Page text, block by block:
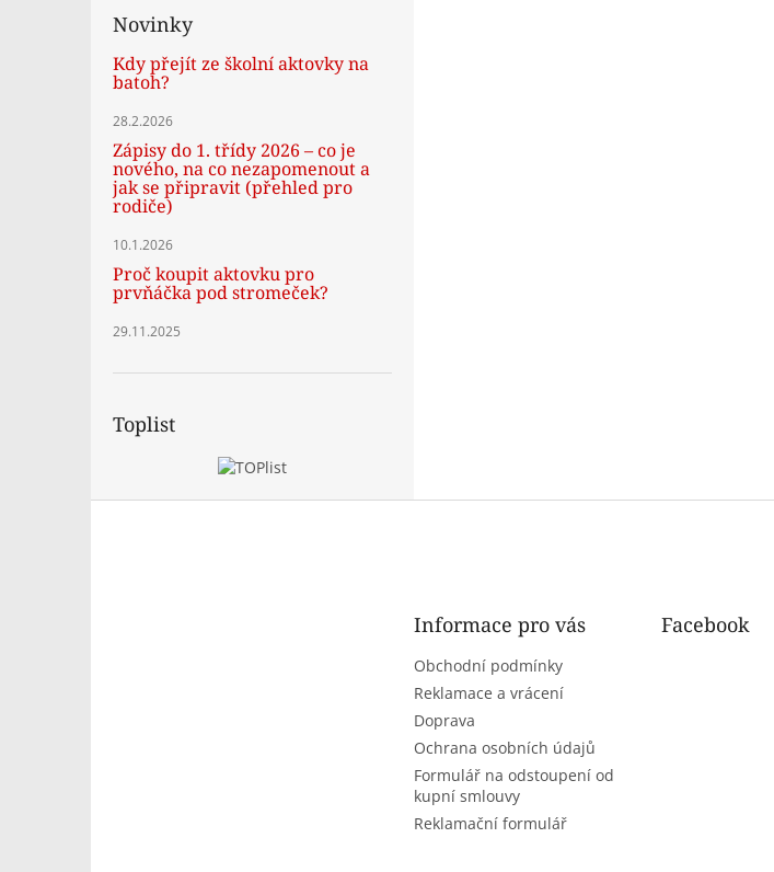
Novinky
Kdy přejít ze školní aktovky na
batoh?
28.2.2026
Zápisy do 1. třídy 2026 – co je
nového, na co nezapomenout a
jak se připravit (přehled pro
rodiče)
10.1.2026
Proč koupit aktovku pro
prvňáčka pod stromeček?
29.11.2025
Toplist
Informace pro vás
Obchodní podmínky
Reklamace a vrácení
Doprava
Ochrana osobních údajů
Formulář na odstoupení od
kupní smlouvy
Reklamační formulář
Facebook